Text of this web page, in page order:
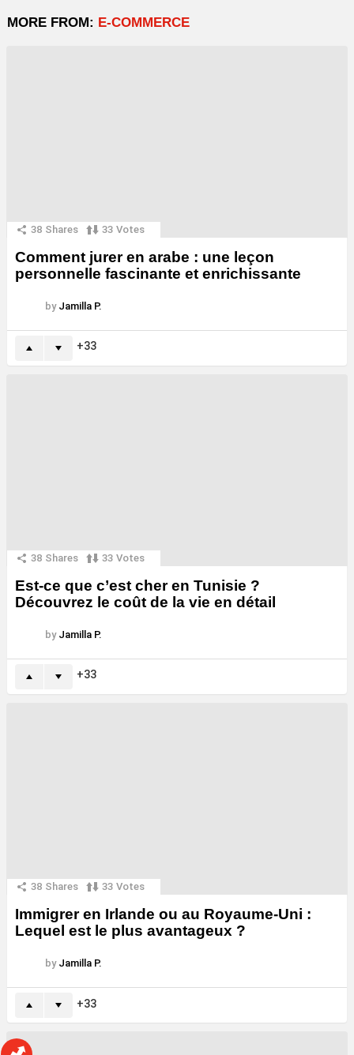
MORE FROM: E-COMMERCE
38 Shares 33 Votes
Comment jurer en arabe : une leçon
personnelle fascinante et enrichissante
by Jamilla P.
33
38 Shares 33 Votes
Est-ce que c’est cher en Tunisie ?
Découvrez le coût de la vie en détail
by Jamilla P.
33
38 Shares 33 Votes
Immigrer en Irlande ou au Royaume-Uni :
Lequel est le plus avantageux ?
by Jamilla P.
33